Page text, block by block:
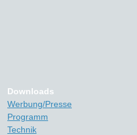
Downloads
Werbung/Presse
Programm
Technik